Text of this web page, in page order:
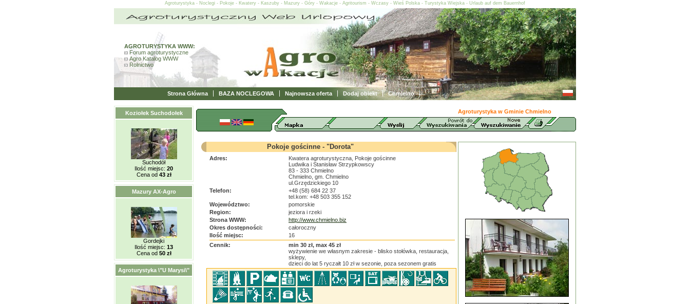
Agroturystyka - Noclegi - Pokoje - Kwatery - Kaszuby - Mazury - Góry - Wakacje - Agritourism - Wczasy - Wieś Polska - Turystyka Wiejska - Urlaub auf dem Bauernhof
AGROTURYSTYKA WWW:
Forum agroturystyczne
Agro Katalog WWW
Rolnictwo
Strona Główna BAZA NOCLEGOWA Najnowsza oferta Dodaj obiekt Chmielno
Koziołek Suchodołek
Suchodół
Ilość miejsc: 20
Cena od 43 zł
Mazury AX-Agro
Gordejki
Ilość miejsc: 13
Cena od 50 zł
Agroturystyka \"U Marysi\"
Agroturystyka w Gminie Chmielno
Pokoje gościnne - "Dorota"
Adres:
Kwatera agroturystyczna, Pokoje gościnne
Ludwika i Stanisław Strzypkowscy
83 - 333 Chmielno
Chmielno, gm. Chmielno
ul.Grzędzickiego 10
Telefon:
+48 (58) 684 22 37
tel.kom: +48 503 355 152
Województwo:
pomorskie
Region:
jeziora i rzeki
Strona WWW:
http://www.chmielno.biz
Okres dostępności:
całoroczny
Ilość miejsc:
16
Cennik:
min 30 zł, max 45 zł
wyżywienie we własnym zakresie - blisko stołówka, restauracja,
sklepy,
dzieci do lat 5 ryczałt 10 zł w sezonie, poza sezonem gratis